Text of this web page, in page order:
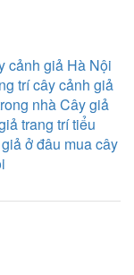
cảnh giả Hà Nội
trícây cảnh giả
nhàCây giả
trang trí tiểu
ở đâu mua cây